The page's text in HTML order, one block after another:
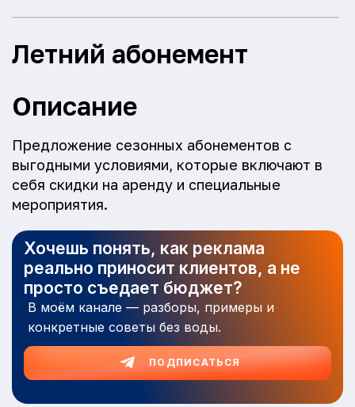
Летний абонемент
Описание
Предложение сезонных абонементов с
выгодными условиями, которые включают в
себя скидки на аренду и специальные
мероприятия.
Хочешь понять, как реклама
реально приносит клиентов, а не
просто съедает бюджет?
В моём канале — разборы, примеры и
конкретные советы без воды.
ПОДПИСАТЬСЯ